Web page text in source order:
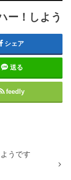
ー！しよう
シェア
送る
feedly
うです